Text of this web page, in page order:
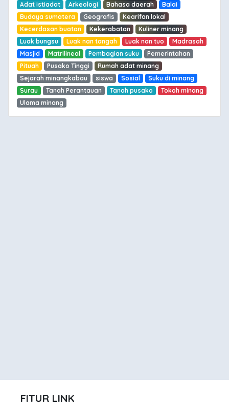
Adat istiadat Arkeologi Bahasa daerah
Balai
Budaya sumatera
Geografis
Kearifan lokal
Kecerdasan buatan
Kekerabatan
Kuliner minang
Luak bungsu
Luak nan tangah Luak nan tuo
Madrasah
Masjid
Matrilineal Pembagian suku
Pemerintahan
Pituah
Pusako Tinggi
Rumah adat minang
Sejarah minangkabau
siswa Sosial
Suku di minang
Surau
Tanah Perantauan Tanah pusako
Tokoh minang
Ulama minang
FITUR LINK